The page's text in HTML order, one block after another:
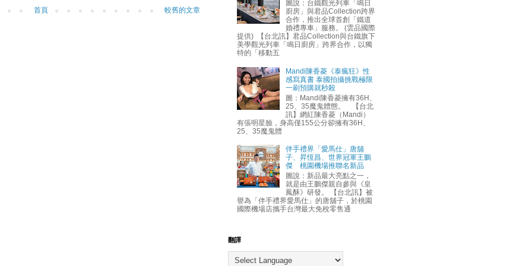
較舊的文章
首頁
圖說：台鐵觀光列車「鳴日
廚房」與君品Collection跨界
合作，推出全球首創「鐵道
婚禮專車」服務。 (雲品國際
提供) 【台北訊】君品Collection與台鐵旗下
美學觀光列車「鳴日廚房」跨界合作，以獨
特的「移動五
Mandi陳香菱《泰瘋狂》性
感寫真書 泰國拍攝挑戰極限
一刷預購就秒殺
圖：Mandi陳香菱擁有36H、
25、35魔鬼體態。 【台北
訊】網紅陳香菱（Mandi）
有張明星臉，身高僅155公分卻擁有36H、
25、35魔鬼體
伴手禮界「愛馬仕」唐舖
子、昇恆昌、世界冠軍王鵬
傑 桃園機場推聯名新品
圖說：新品最大亮點之一，
就是由王鵬傑親自參與《皇
鳳酥》研發。 【台北訊】被
譽為「伴手禮界愛馬仕」的唐舖子，於桃園
國際機場店攜手台灣最大免稅零售通
翻譯